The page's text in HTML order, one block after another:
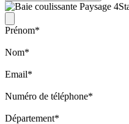
Prénom*
Nom*
Email*
Numéro de téléphone*
Département*